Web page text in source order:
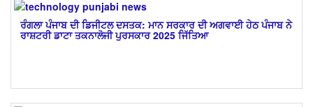
ਰੰਗਲਾ ਪੰਜਾਬ ਦੀ ਡਿਜੀਟਲ ਦਸਤਕ: ਮਾਨ ਸਰਕਾਰ ਦੀ ਅਗਵਾਈ ਹੇਠ ਪੰਜਾਬ ਨੇ
ਰਾਸ਼ਟਰੀ ਡਾਟਾ ਤਕਨਾਲੋਜੀ ਪੁਰਸਕਾਰ 2025 ਜਿੱਤਿਆ